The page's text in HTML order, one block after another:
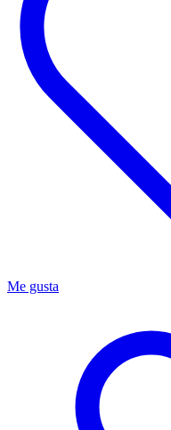
Me gusta